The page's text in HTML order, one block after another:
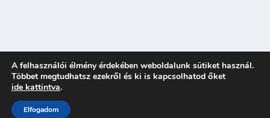
A felhasználói élmény érdekében weboldalunk sütiket használ.
Többet megtudhatsz ezekről és ki is kapcsolhatod őket
ide kattintva.
Elfogadom